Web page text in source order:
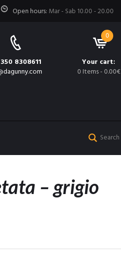
Open hours: Mar - Sab 10.00 - 20.00
8308611
0
Your cart:
0 Items- 0.00€
– grigio